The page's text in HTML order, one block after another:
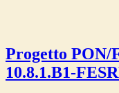
Progetto PON/
10.8.1.B1-